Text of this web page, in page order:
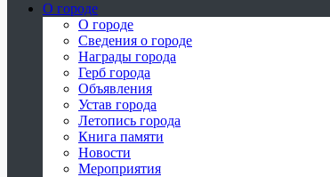
О городе
О городе
Сведения о городе
Награды города
Герб города
Объявления
Устав города
Летопись города
Книга памяти
Новости
Мероприятия